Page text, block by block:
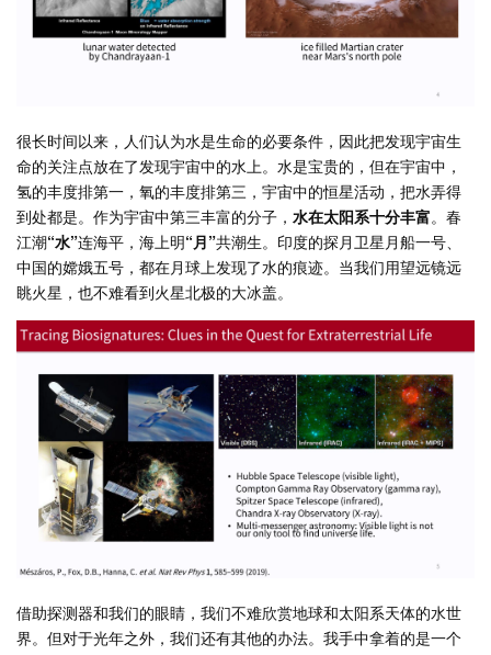
很长时间以来，人们认为水是生命的必要条件，因此把发现宇宙生
命的关注点放在了发现宇宙中的水上。水是宝贵的，但在宇宙中，
氢的丰度排第一，氧的丰度排第三，宇宙中的恒星活动，把水弄得
到处都是。作为宇宙中第三丰富的分子， 水在太阳系十分丰富。春
江潮“水”连海平，海上明“月”共潮生。印度的探月卫星月船一号、
中国的嫦娥五号，都在月球上发现了水的痕迹。当我们用望远镜远
眺火星，也不难看到火星北极的大冰盖。
借助探测器和我们的眼睛，我们不难欣赏地球和太阳系天体的水世
界。但对于光年之外，我们还有其他的办法。我手中拿着的是一个